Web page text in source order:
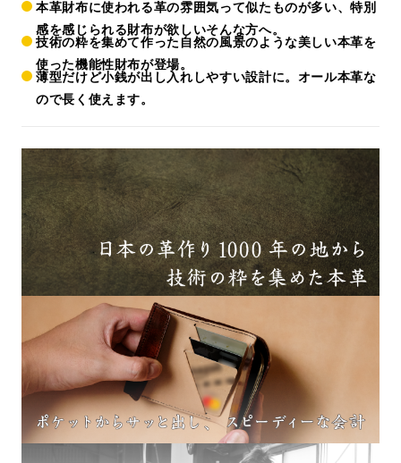
本革財布に使われる革の雰囲気って似たものが多い、特別
感を感じられる財布が欲しいそんな方へ。
技術の粋を集めて作った自然の風景のような美しい本革を
使った機能性財布が登場。
薄型だけど小銭が出し入れしやすい設計に。オール本革な
ので長く使えます。